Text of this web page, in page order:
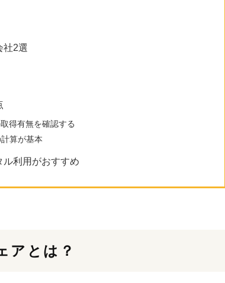
社2選
得有無を確認する
算が基本
ル利用がおすすめ
アとは？